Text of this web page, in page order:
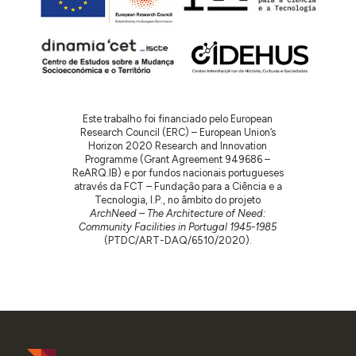
Este trabalho foi financiado pelo European
Research Council (ERC) – European Union’s
Horizon 2020 Research and Innovation
Programme (Grant Agreement 949686 –
ReARQ.IB) e por fundos nacionais portugueses
através da FCT – Fundação para a Ciência e a
Tecnologia, I.P., no âmbito do projeto
ArchNeed – The Architecture of Need:
Community Facilities in Portugal 1945-1985
(PTDC/ART-DAQ/6510/2020).